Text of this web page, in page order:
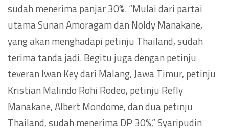
sudah menerima panjar 30%. “Mulai dari partai
utama Sunan Amoragam dan Noldy Manakane,
yang akan menghadapi petinju Thailand, sudah
terima tanda jadi. Begitu juga dengan petinju
teveran Iwan Key dari Malang, Jawa Timur, petinju
Kristian Malindo Rohi Rodeo, petinju Refly
Manakane, Albert Mondome, dan dua petinju
Thailand, sudah menerima DP 30%,” Syaripudin